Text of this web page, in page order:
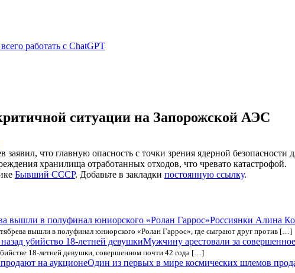
работать с ChatGPT
ситуации на Запорожской АЭС
заявил, что главную опасность с точки зрения ядерной
хранилища отработанных отходов, что чревато катастрофой.
Бывший СССР. Добавьте в закладки постоянную ссылку.
Россиянки Алина
вышли в полуфинал юниорского «Ролан Гаррос», где сыграют друг против […]
Мужчину арестовали за
18-летней девушки, совершенном почти 42 года […]
Один из первых в мире космических шлемов